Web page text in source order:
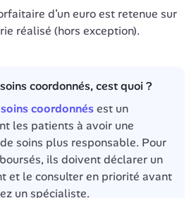
d’un euro est retenue sur
réalisé (hors exception).
coordonnés, cest quoi ?
coordonnés est un
les patients à avoir une
soins plus responsable. Pour
ils doivent déclarer un
et le consulter en priorité avant
un spécialiste.